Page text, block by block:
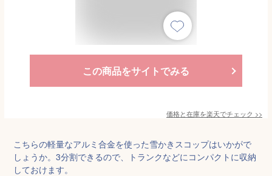
この商品をサイトでみる
価格と在庫を楽天でチェック >>
こちらの軽量なアルミ合金を使った雪かきスコップはいかがで
しょうか。3分割できるので、トランクなどにコンパクトに収納
しておけます。